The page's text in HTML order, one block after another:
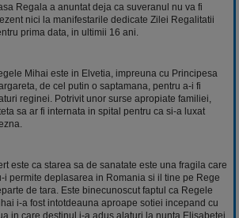
Regala a anuntat deja ca suveranul nu va fi
nici la manifestarile dedicate Zilei Regalitatii
prima data, in ultimii 16 ani.
Mihai este in Elvetia, impreuna cu Principesa
de cel putin o saptamana, pentru a-i fi
reginei. Potrivit unor surse apropiate familiei,
sa ar fi internata in spital pentru ca si-a luxat
este ca starea sa de sanatate este una fragila care
i permite deplasarea in Romania si il tine pe Rege
de tara. Este binecunoscut faptul ca Regele
i-a fost intotdeauna aproape sotiei incepand cu
in care destinul i-a adus alaturi la nunta Elisabetei